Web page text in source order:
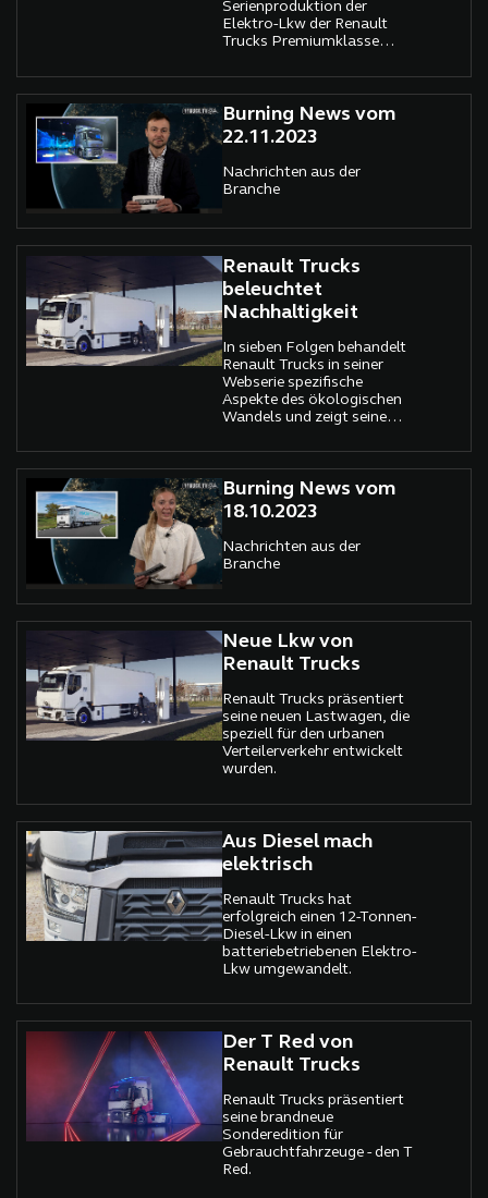
Serienproduktion der
Elektro-Lkw der Renault
Trucks Premiumklasse
Burning News vom
22.11.2023
Nachrichten aus der
Branche
Renault Trucks
beleuchtet
Nachhaltigkeit
In sieben Folgen behandelt
Renault Trucks in seiner
Webserie spezifische
Aspekte des ökologischen
Wandels und zeigt seine
Nachhaltigkeit.
Burning News vom
18.10.2023
Nachrichten aus der
Branche
Neue Lkw von
Renault Trucks
Renault Trucks präsentiert
seine neuen Lastwagen, die
speziell für den urbanen
Verteilerverkehr entwickelt
wurden.
Aus Diesel mach
elektrisch
Renault Trucks hat
erfolgreich einen 12-Tonnen-
Diesel-Lkw in einen
batteriebetriebenen Elektro-
Lkw umgewandelt.
Der T Red von
Renault Trucks
Renault Trucks präsentiert
seine brandneue
Sonderedition für
Gebrauchtfahrzeuge - den T
Red.